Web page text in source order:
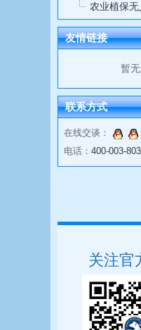
农业植保
友情链接
暂无
联系方式
在线交谈：
电话： 400-003-
关注官